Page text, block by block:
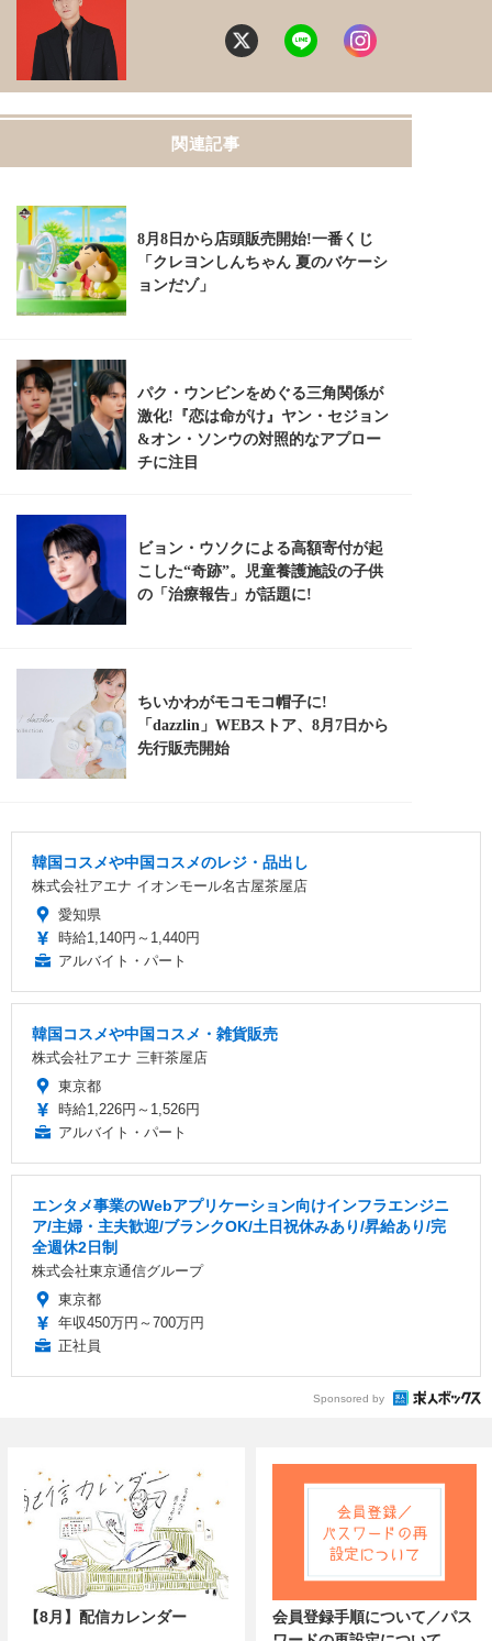
韓国コスメや中国コスメのレジ・品出し
株式会社アエナ イオンモール名古屋茶屋店
愛知県
時給1,140円～1,440円
アルバイト・パート
韓国コスメや中国コスメ・雑貨販売
株式会社アエナ 三軒茶屋店
東京都
時給1,226円～1,526円
アルバイト・パート
エンタメ事業のWebアプリケーション向けインフラエンジニ
ア/主婦・主夫歓迎/ブランクOK/土日祝休みあり/昇給あり/完
全週休2日制
株式会社東京通信グループ
東京都
年収450万円～700万円
正社員
Sponsored by
【8月】配信カレンダー
会員登録手順について／パス